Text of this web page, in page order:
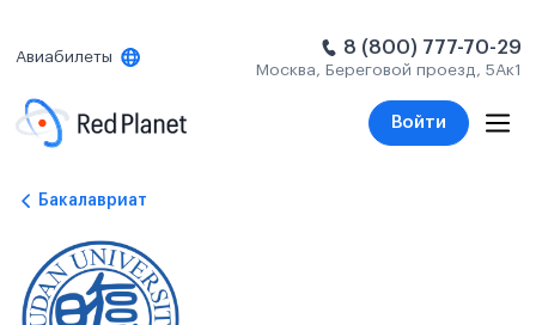
Авиабилеты 8 (800) 777-70-29
Москва, Береговой проезд, 5Ак1
Войти
Бакалавриат